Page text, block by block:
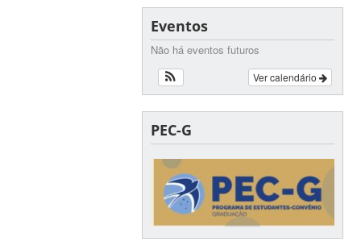
Eventos
Não há eventos futuros
Ver calendário
PEC-G